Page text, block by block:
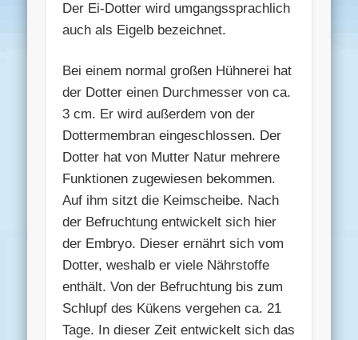
Der Ei-Dotter wird umgangssprachlich
auch als Eigelb bezeichnet.
Bei einem normal großen Hühnerei hat
der Dotter einen Durchmesser von ca.
3 cm. Er wird außerdem von der
Dottermembran eingeschlossen. Der
Dotter hat von Mutter Natur mehrere
Funktionen zugewiesen bekommen.
Auf ihm sitzt die Keimscheibe. Nach
der Befruchtung entwickelt sich hier
der Embryo. Dieser ernährt sich vom
Dotter, weshalb er viele Nährstoffe
enthält. Von der Befruchtung bis zum
Schlupf des Kükens vergehen ca. 21
Tage. In dieser Zeit entwickelt sich das